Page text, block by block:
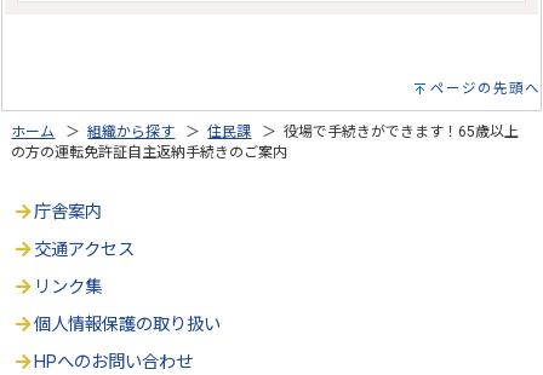
ページの先頭へ
ホーム ＞組織から探す ＞住民課 ＞ 役場で手続きができます！65歳以上
の方の運転免許証自主返納手続きのご案内
庁舎案内
交通アクセス
リンク集
個人情報保護の取り扱い
HPへのお問い合わせ